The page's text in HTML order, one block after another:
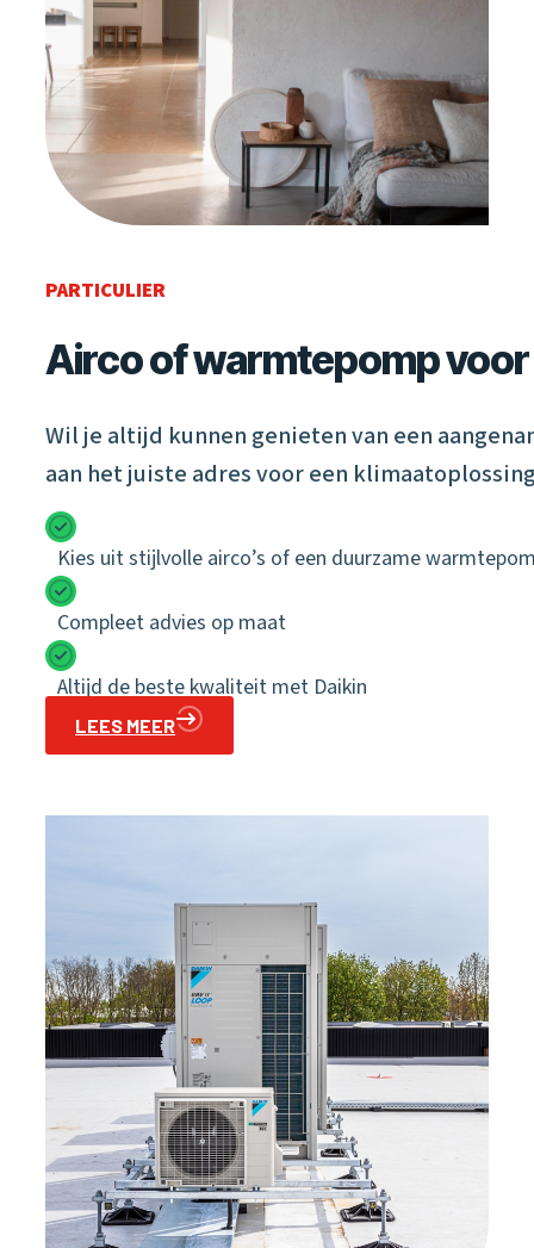
PARTICULIER
Airco of warmtepomp
Wil je altijd kunnen genieten van een
aan het juiste adres voor een
Kies uit stijlvolle airco’s of een duurzame
Compleet advies op maat
Altijd de beste kwaliteit met Daikin
LEES MEER